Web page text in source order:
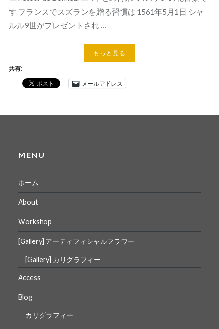
す フランスでスズランを贈る習慣は 1561年5月1日 シャ
ルル9世がプレゼントされ …
もっと見る
共有:
メールアドレス
MENU
ホーム
About
Workshop
[Gallery] アーティフィシャルフラワー
[Gallery] カリグラフィー
Access
Blog
カリグラフィー